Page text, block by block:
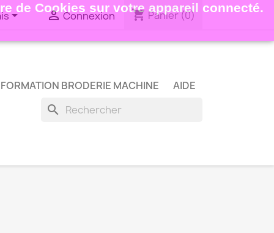
de Cookies sur votre appareil connecté.
 Connexion shopping_cart Panier(0)
FORMATION BRODERIE MACHINE AIDE
search